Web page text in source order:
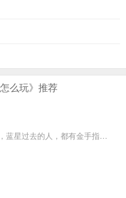
么玩》推荐
蓝星过去的人，都有金手指…